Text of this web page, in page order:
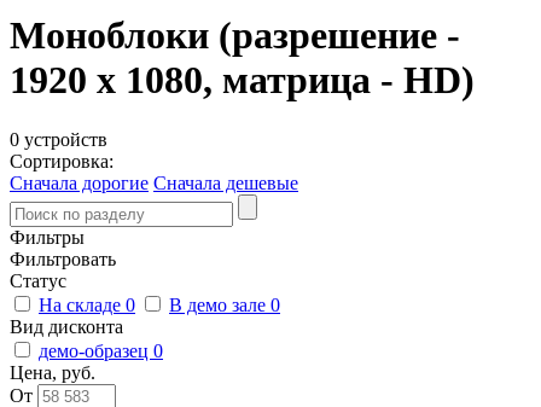
Моноблоки (разрешение -
1920 x 1080, матрица - HD)
0 устройств
Сортировка:
Сначала дорогие Сначала дешевые
Фильтры
Фильтровать
Статус
На складе 0 В демо зале 0
Вид дисконта
демо-образец 0
Цена, руб.
От